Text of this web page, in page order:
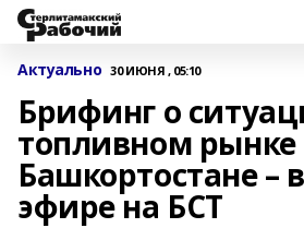
Актуально 30 ИЮНЯ , 05:10
Брифинг о
топливном рынке
Башкортостане –
эфире на БСТ